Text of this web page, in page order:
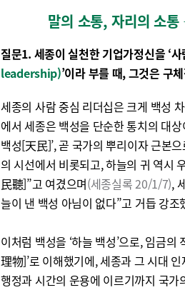
말의 소통, 자리의 소
질문1. 세종이 실천한 기업가정신을 ‘
leadership)’이라 부를 때, 그것은 구
세종의 사람 중심 리더십은 크게 백성
에서 세종은 백성을 단순한 통치의 대
백성[天民]’, 곧 국가의 뿌리이자 근본
의 시선에서 비롯되고, 하늘의 귀 역시
民聽]”고 여겼으며(세종실록 20/1/7),
늘이 낸 백성 아님이 없다”고 거듭 강조
이처럼 백성을 ‘하늘 백성’으로, 임금
理物]’로 이해했기에, 세종과 그 시대
행정과 시간의 운용에 이르기까지 국